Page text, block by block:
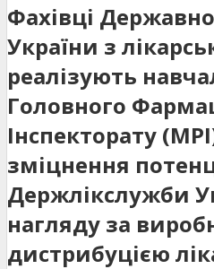
Фахівці
України з
реалізують
Головного
Інспекторату
зміцнення
Держлікслужби
нагляду за
дистрибуцією